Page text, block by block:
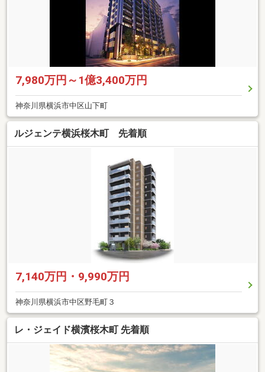
7,980万円～1億3,400万円
神奈川県横浜市中区山下町
ルジェンテ横浜桜木町 先着順
7,140万円・9,990万円
神奈川県横浜市中区野毛町３
レ・ジェイド横濱桜木町 先着順